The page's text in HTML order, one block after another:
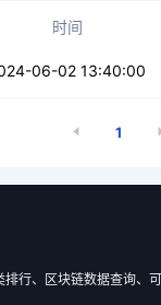
时间
06-02 13:40:00
1
行、区块链数据查询、可